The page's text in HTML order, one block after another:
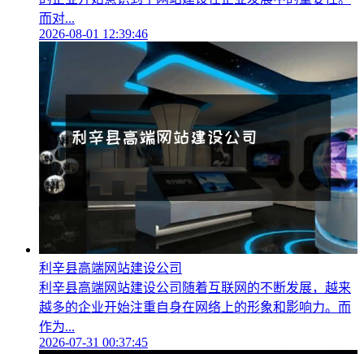
而对...
2026-08-01 12:39:46
利辛县高端网站建设公司
利辛县高端网站建设公司随着互联网的不断发展，越来
越多的企业开始注重自身在网络上的形象和影响力。而
作为...
2026-07-31 00:37:45